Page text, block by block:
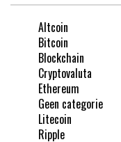
Altcoin
Bitcoin
Blockchain
Cryptovaluta
Ethereum
Geen categorie
Litecoin
Ripple